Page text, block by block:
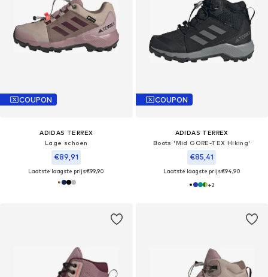
COUPON
ADIDAS TERREX
Lage schoen
€89,91
Laatste laagste prijs:€99,90
COUPON
ADIDAS TERREX
Boots 'Mid GORE-TEX Hiking'
€85,41
Laatste laagste prijs:€94,90
+2